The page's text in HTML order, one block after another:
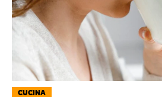
CUCINA